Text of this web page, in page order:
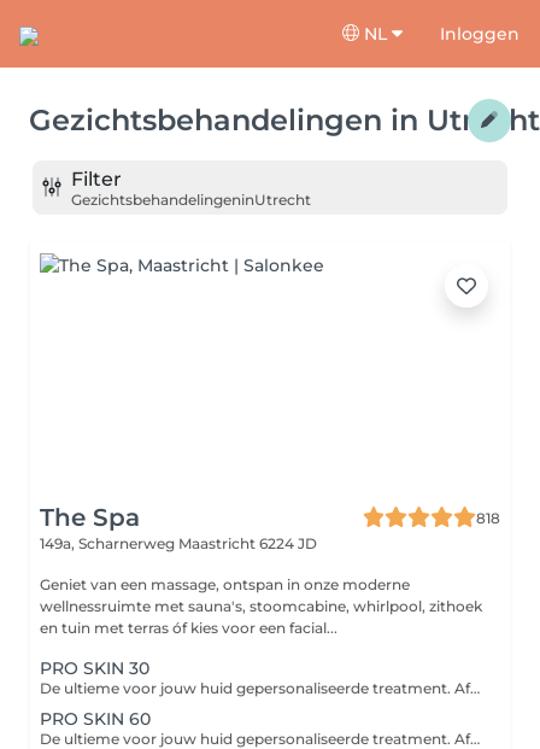
NL Inloggen
Gezichtsbehandelingen in Utrecht
Filter
GezichtsbehandelingeninUtrecht
The Spa
818
149a, Scharnerweg Maastricht 6224 JD
Geniet van een massage, ontspan in onze moderne
wellnessruimte met sauna's, stoomcabine, whirlpool, zithoek
en tuin met terras óf kies voor een facial...
PRO SKIN 30
De ultieme voor jouw huid gepersonaliseerde treatment. Afhankelijk van jouw huidbehoefte bevat de treatment verschillende professionele actieve producten en worden handpools ingezet voor geavanceerde reiniging, productpenetratie en exfoliatie.
PRO SKIN 60
De ultieme voor jouw huid gepersonaliseerde treatment. Afhankelijk van jouw huidbehoefte bevat de treatment verschillende professionele actieve producten en worden handpools ingezet voor geavanceerde reiniging, productpenetratie en exfoliatie.